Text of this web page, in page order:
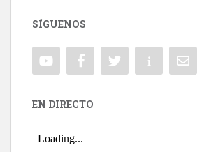
SÍGUENOS
EN DIRECTO